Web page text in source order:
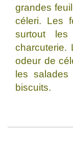
grandes
céleri. Les
surtout
charcuterie.
odeur de
les
biscuits.